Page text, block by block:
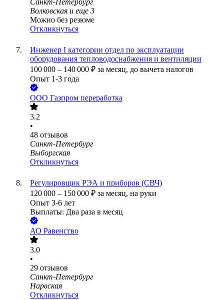
Санкт-Петербург
Волковская и еще 3
Можно без резюме
Откликнуться
Инженер I категории отдел по эксплуатации
оборудования тепловодоснабжения и вентиляции
100 000 – 140 000 ₽ за месяц, до вычета налогов
Опыт 1-3 года
ООО Газпром переработка
3.2
•
48 отзывов
Санкт-Петербург
Выборгская
Откликнуться
Регулировщик РЭА и приборов (СВЧ)
120 000 – 150 000 ₽ за месяц, на руки
Опыт 3-6 лет
Выплаты: Два раза в месяц
АО Равенство
3.0
•
29 отзывов
Санкт-Петербург
Нарвская
Откликнуться